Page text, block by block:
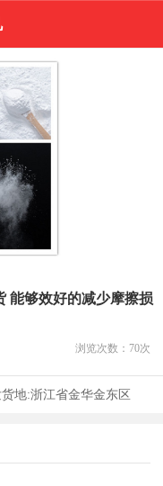
能够效好的减少摩擦损
浏览次数： 70次
地:浙江省金华金东区